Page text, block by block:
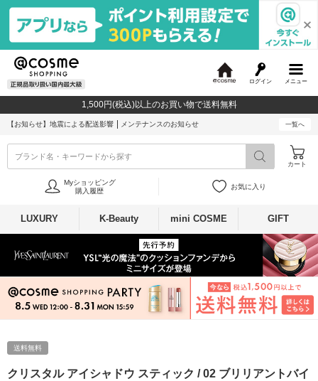
メニュー
ログイン
c
o
1,500円(税込)以上のお買い物で送料無料
【お知らせ】 地震による配送影響 メンテナンスのお知らせ 一覧へ
ブランド名・キーワードから探す
カート
Myショッピング
購入履歴
お気に入り
LUXURY K-Beauty mini COSME GIFT
送料無料
クリスタル アイシャドウ スティック / 02 ブリリアントバイ